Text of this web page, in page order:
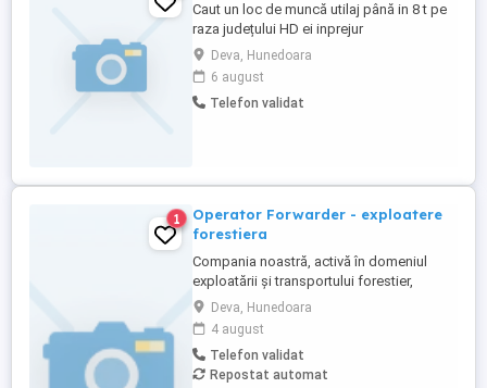
Caut un loc de muncă utilaj până in 8 t pe
raza județului HD ei inprejur
Deva, Hunedoara
6 august
Telefon validat
1
Operator Forwarder - exploatere
forestiera
Compania noastră, activă în domeniul
exploatării și transportului forestier,
angajează un operator forwarder cu
experiență, pentru operarea utilajelor
moderne în cadrul echipei noastre.
Căutăm o persoana: Cu experiență
dovedită în operarea utilajelor forestiere
Deva, Hunedoara
4 august
Telefon validat
Repostat automat